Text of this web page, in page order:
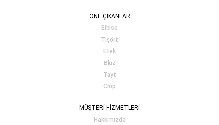
ÖNE ÇIKANLAR
Elbise
Tişört
Etek
Bluz
Tayt
Crop
MÜŞTERİ HİZMETLERİ
Hakkımızda